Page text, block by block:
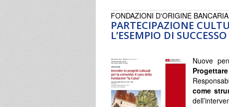
PARTECIPAZIONE
L’ESEMPIO DI
FONDAZIONI D'ORIGINE BANCARIA
Nuove
come